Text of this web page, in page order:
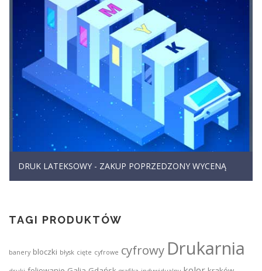
DRUK LATEKSOWY - ZAKUP POPRZEDZONY WYCENĄ
TAGI PRODUKTÓW
banery bloczki błysk cięte cyfrowe cyfrowy Drukarnia